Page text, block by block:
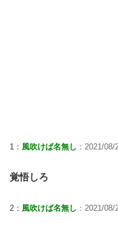
1： 風吹けば名無し ：2021/
覚悟しろ
2： 風吹けば名無し ：2021/